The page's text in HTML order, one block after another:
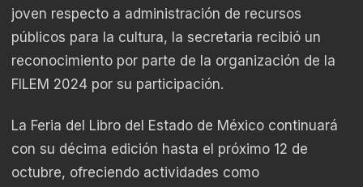
joven respecto a administración de recursos
públicos para la cultura, la secretaria recibió un
reconocimiento por parte de la organización de la
FILEM 2024 por su participación.
La Feria del Libro del Estado de México continuará
con su décima edición hasta el próximo 12 de
octubre, ofreciendo actividades como